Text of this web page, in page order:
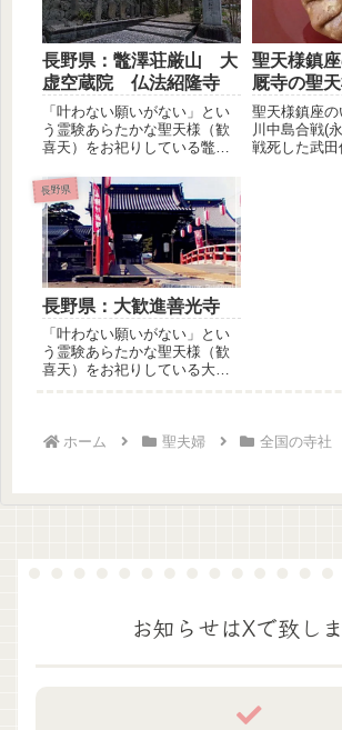
長野県：鼈澤荘厳山 大
虚空蔵院 仏法紹隆寺
「叶わない願いがない」とい
う霊験あらたかな聖天様（歓
喜天）をお祀りしている鼈澤
ん 大虚...
聖天様鎮
厩寺の聖
聖天様鎮座の
川中島合戦(
戦死した武田
長野県
長野県：大歓進善光寺
「叶わない願いがない」とい
う霊験あらたかな聖天様（歓
喜天）をお祀りしている大歓
ホーム 聖夫婦 全国の寺社
お知らせはXで致し